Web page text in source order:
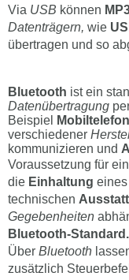
Via USB können
Datenträgern, wie
übertragen und so
Bluetooth ist ein
Datenübertragung
Beispiel
verschiedener
kommunizieren und
Voraussetzung für
die Einhaltung eines
technischen
Gegebenheiten
Bluetooth-Standard.
Über Bluetooth
zusätzlich